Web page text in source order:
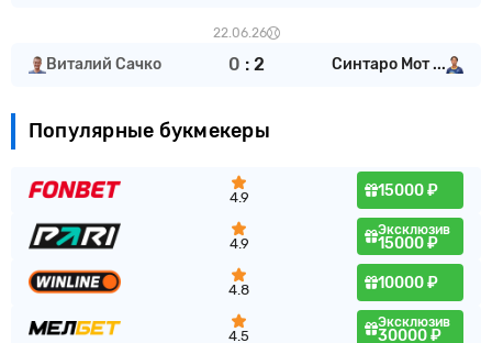
22.06.26
Виталий Сачко 0 : 2 Синтаро Мот ...
Популярные букмекеры
4.9 15000 ₽
4.9
Эксклюзив
15000 ₽
4.8 10000 ₽
4.5
Эксклюзив
30000 ₽